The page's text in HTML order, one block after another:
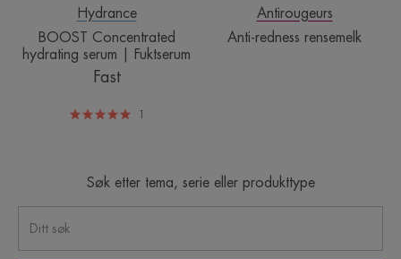
Hydrance
BOOST Concentrated
hydrating serum | Fuktserum
Fast
1
Antirougeurs
Anti-redness rensemelk
Søk etter tema, serie eller produkttype